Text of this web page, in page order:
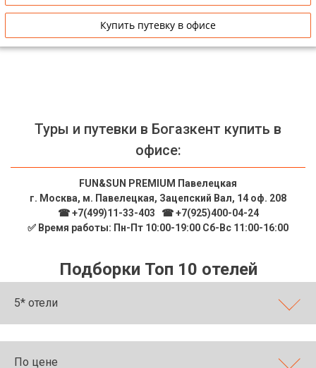
Купить путевку в офисе
Туры и путевки в Богазкент купить в
офисе:
FUN&SUN PREMIUM Павелецкая
г. Москва, м. Павелецкая, Зацепский Вал, 14 оф. 208
☎ +7(499)11-33-403
☎ +7(925)400-04-24
✅ Время работы: Пн-Пт 10:00-19:00 Сб-Вс 11:00-16:00
Подборки Топ 10 отелей
5* отели
По цене